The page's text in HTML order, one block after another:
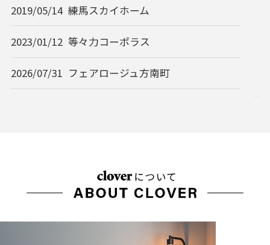
2019/05/14 練馬スカイホーム
2023/01/12 等々力コーポラス
2026/07/31 フェアロージュ方南町
ハイツ目黒
スターパレス北品川